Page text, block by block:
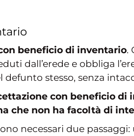
beneficio di inventario.
dall’erede e obbliga
stesso, senza
con beneficio
che non ha facoltà di
necessari due